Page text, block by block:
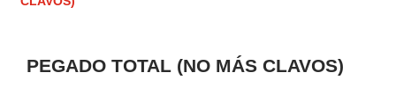
PEGADO TOTAL (NO MÁS CLAVOS)